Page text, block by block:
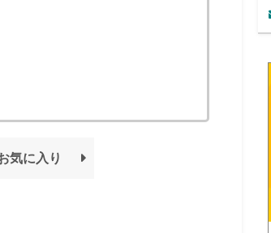
気に入り